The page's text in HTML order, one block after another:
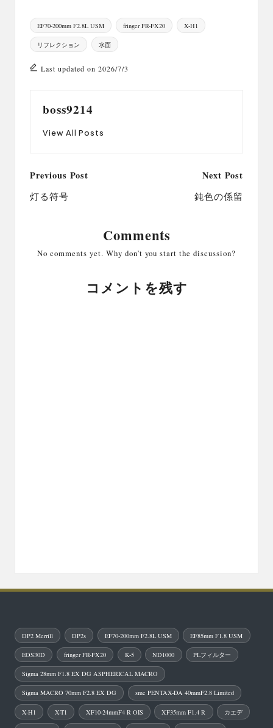
Tags:
EF70-200mm F2.8L USM fringer FR-FX20 X-H1
リフレクション 水面
Last updated on 2026/7/3
boss9214
View All Posts
Post
navigation
Previous Post
灯る符号
Next Post
鈍色の係留
Comments
No comments yet. Why don’t you start the discussion?
コメントを残す
DP2 Merrill DP2s EF70-200mm F2.8L USM EF85mm F1.8 USM
EOS30D fringer FR-FX20 K-5 ND1000 PLフィルター
Sigma 28mm F1.8 EX DG ASPHERICAL MACRO
Sigma MACRO 70mm F2.8 EX DG smc PENTAX-DA 40mmF2.8 Limited
X-H1 X-T1 XF10-24mmF4 R OIS XF35mm F1.4 R カエデ